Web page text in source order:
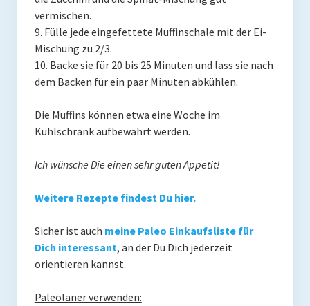
vermischen.
9. Fülle jede eingefettete Muffinschale mit der Ei-
Mischung zu 2/3.
10. Backe sie für 20 bis 25 Minuten und lass sie nach
dem Backen für ein paar Minuten abkühlen.
Die Muffins können etwa eine Woche im
Kühlschrank aufbewahrt werden.
Ich wünsche Die einen sehr guten Appetit!
Weitere Rezepte findest Du hier.
Sicher ist auch meine Paleo Einkaufsliste für
Dich interessant, an der Du Dich jederzeit
orientieren kannst.
Paleolaner verwenden: